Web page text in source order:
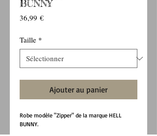
BUNNY
36,99 €Prix
Taille *
Ajouter au panier
Robe modèle "Zipper" de la marque HELL
BUNNY.